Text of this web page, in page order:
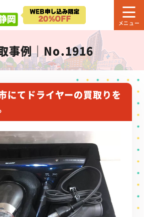
事例｜No.1916
にてドライヤーの買取りを